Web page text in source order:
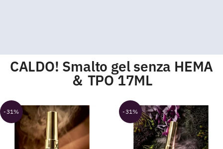
CALDO! Smalto gel senza HEMA
＆ TPO 17ML
-31% -31%